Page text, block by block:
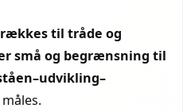
til tråde og
små og begrænsning til